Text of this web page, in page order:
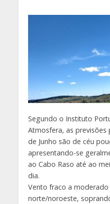
Segundo o Instituto
Atmosfera, as previsões
de Junho são de céu
apresentando-se
ao Cabo Raso até ao
dia.
Vento fraco a
norte/noroeste,